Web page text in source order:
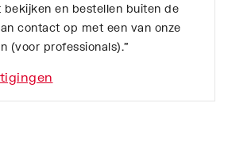
en bestellen buiten de
contact op met een van onze
(voor professionals).”